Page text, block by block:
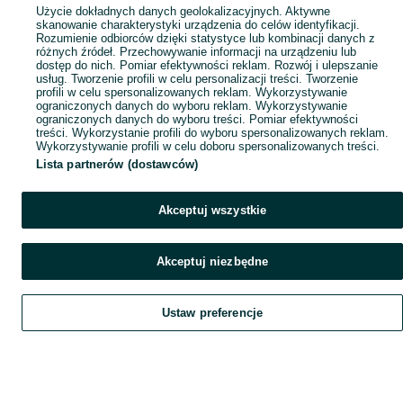
Szukaj Obserwujesz Dodaj Czat Konto
Użycie dokładnych danych geolokalizacyjnych. Aktywne
skanowanie charakterystyki urządzenia do celów identyfikacji.
Rozumienie odbiorców dzięki statystyce lub kombinacji danych z
różnych źródeł. Przechowywanie informacji na urządzeniu lub
dostęp do nich. Pomiar efektywności reklam. Rozwój i ulepszanie
usług. Tworzenie profili w celu personalizacji treści. Tworzenie
profili w celu spersonalizowanych reklam. Wykorzystywanie
ograniczonych danych do wyboru reklam. Wykorzystywanie
ograniczonych danych do wyboru treści. Pomiar efektywności
treści. Wykorzystanie profili do wyboru spersonalizowanych reklam.
Wykorzystywanie profili w celu doboru spersonalizowanych treści.
Lista partnerów (dostawców)
Akceptuj wszystkie
Akceptuj niezbędne
Ustaw preferencje